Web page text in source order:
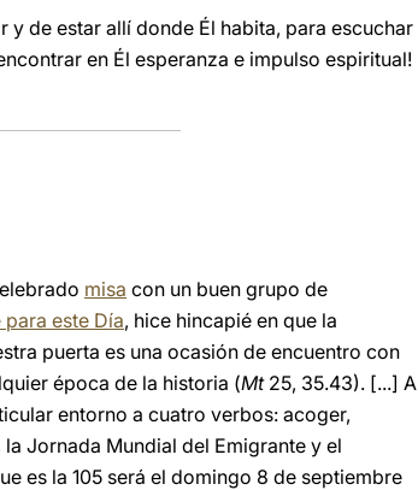
y de estar allí donde Él habita, para escuchar
en Él esperanza e impulso espiritual!
misa con un buen grupo de
para este Día, hice hincapié en que la
puerta es una ocasión de encuentro con
época de la historia (Mt25, 35.43). [...] A
entorno a cuatro verbos: acoger,
Jornada Mundial del Emigrante y el
es la 105 será el domingo 8 de septiembre